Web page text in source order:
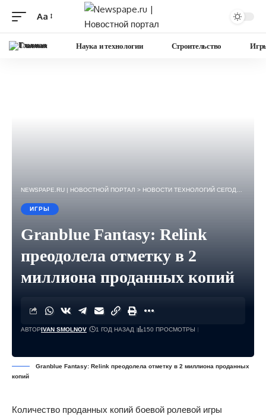
Изменение
Aa
Главная Наука и технологии Строительство
NEWSPAPE.RU | НОВОСТНОЙ ПОРТАЛ > НОВОСТИ ТЕХНОЛОГИЙ СЕГОДНЯ — ИГРЫ, НАУКА, ГАДЖЕТЫ, БИЗНЕС.
ИГРЫ
Granblue Fantasy: Relink
преодолела отметку в 2
миллиона проданных копий
АВТОРIVAN SMOLNOV 1 ГОД НАЗАД 150 ПРОСМОТРЫ
Granblue Fantasy: Relink преодолела отметку в 2 миллиона проданных
копий
Количество проданных копий боевой ролевой игры